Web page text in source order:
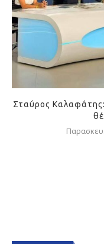
Σταύρος Καλαφάτης: